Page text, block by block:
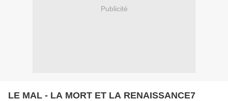
Publicité
LE MAL - LA MORT ET LA RENAISSANCE7